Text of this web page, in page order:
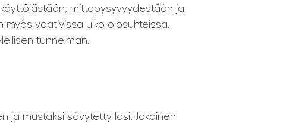
mittapysyvyydestään ja
vaativissa ulko-olosuhteissa.
tunnelman.
ja mustaksi sävytetty lasi. Jokainen